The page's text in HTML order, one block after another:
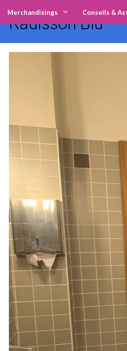
Merchandisings Conseils &
Radisson Blu